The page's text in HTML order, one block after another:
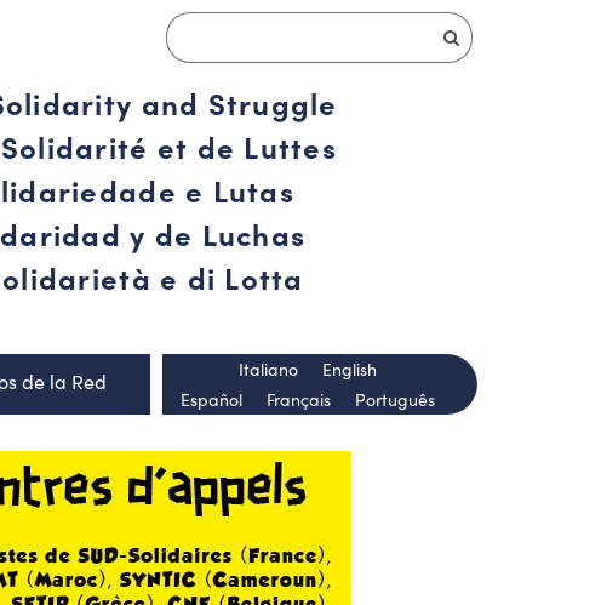
and Struggle
et de Luttes
e Lutas
y de Luchas
e di Lotta
de la Red
Español Français Português
Italiano English